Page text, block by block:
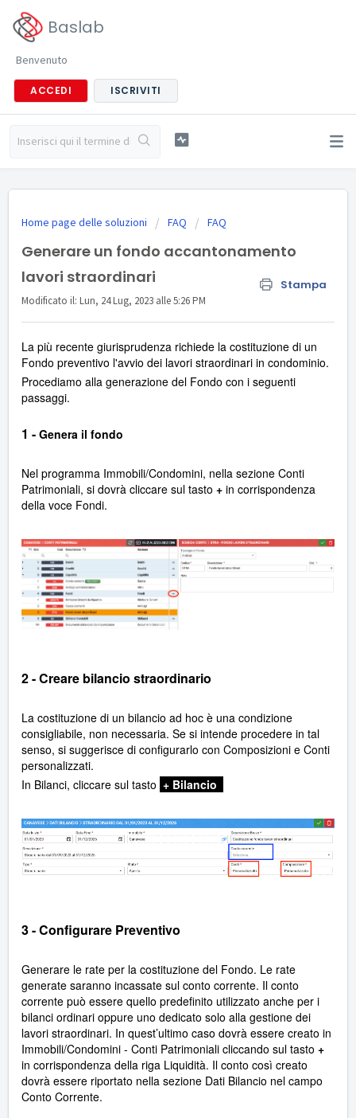
Baslab
Benvenuto
ACCEDI ISCRIVITI
Home page delle soluzioni FAQ FAQ
Generare un fondo accantonamento
lavori straordinari
Stampa
Modificato il: Lun, 24 Lug, 2023 alle 5:26 PM
La più recente giurisprudenza richiede la costituzione di un
Fondo preventivo l'avvio dei lavori straordinari in condominio.
Procediamo alla generazione del Fondo con i seguenti
passaggi.
1 - Genera il fondo
Nel programma Immobili/Condomini, nella sezione Conti
Patrimoniali, si dovrà cliccare sul tasto + in corrispondenza
della voce Fondi.
2 - Creare bilancio straordinario
La costituzione di un bilancio ad hoc è una condizione
consigliabile, non necessaria. Se si intende procedere in tal
senso, si suggerisce di configurarlo con Composizioni e Conti
personalizzati.
In Bilanci, cliccare sul tasto + Bilancio
3 - Configurare Preventivo
Generare le rate per la costituzione del Fondo. Le rate
generate saranno incassate sul conto corrente. Il conto
corrente può essere quello predefinito utilizzato anche per i
bilanci ordinari oppure uno dedicato solo alla gestione dei
lavori straordinari. In quest’ultimo caso dovrà essere creato in
Immobili/Condomini - Conti Patrimoniali cliccando sul tasto +
in corrispondenza della riga Liquidità. Il conto così creato
dovrà essere riportato nella sezione Dati Bilancio nel campo
Conto Corrente.